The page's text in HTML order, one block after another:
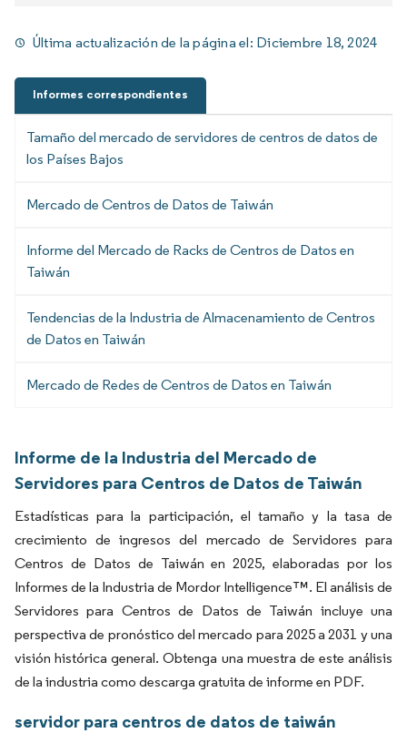
Última actualización de la página el: Diciembre 18, 2024
Informes correspondientes
Tamaño del mercado de servidores de centros de datos de
los Países Bajos
Mercado de Centros de Datos de Taiwán
Informe del Mercado de Racks de Centros de Datos en
Taiwán
Tendencias de la Industria de Almacenamiento de Centros
de Datos en Taiwán
Mercado de Redes de Centros de Datos en Taiwán
Informe de la Industria del Mercado de
Servidores para Centros de Datos de Taiwán
Estadísticas para la participación, el tamaño y la tasa de
crecimiento de ingresos del mercado de Servidores para
Centros de Datos de Taiwán en 2025, elaboradas por los
Informes de la Industria de Mordor Intelligence™. El análisis de
Servidores para Centros de Datos de Taiwán incluye una
perspectiva de pronóstico del mercado para 2025 a 2031 y una
visión histórica general. Obtenga una muestra de este análisis
de la industria como descarga gratuita de informe en PDF.
servidor para centros de datos de taiwán